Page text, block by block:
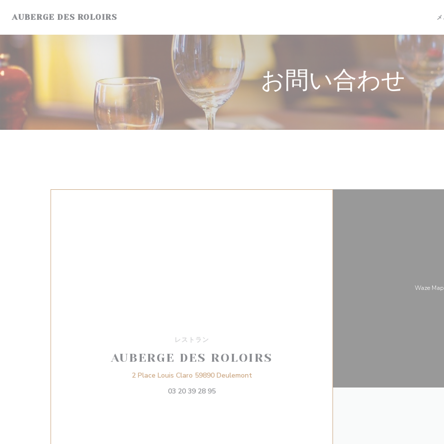
AUBERGE DES ROLOIRS
お問い合わせ
レストラン
AUBERGE DES ROLOIRS
2 Place Louis Claro 59890 Deulemont((新しいウィンドウで開きます))
03 20 39 28 95
Waze